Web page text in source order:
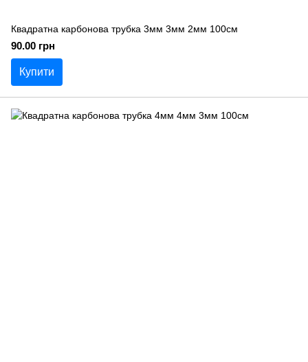
Квадратна карбонова трубка 3мм 3мм 2мм 100см
90.00 грн
Купити